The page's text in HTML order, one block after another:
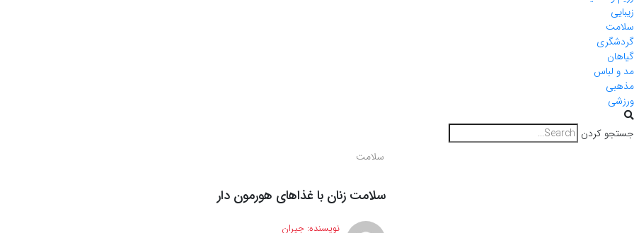
زیبایی
سلامت
گردشگری
گیاهان
مد و لباس
مذهبی
ورزشی
جستجو کردن
سلامت
سلامت زنان با غذاهای هورمون دار
نویسنده: جیران